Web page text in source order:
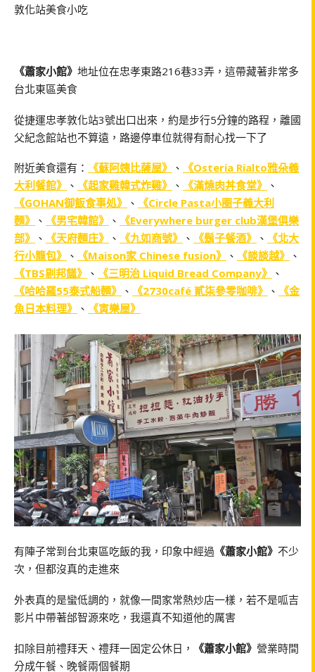
敦化站美食小吃
《蕭家小館》 地址位在忠孝東路216巷33弄，這帶藏著非常多
台北東區美食
從捷運忠孝敦化站3號出口出來，約是步行5分鐘的路程，離國
父紀念館站也不算遠，路邊停車位就得有耐心找一下了
附近美食還有： 《蘇阿姨比薩屋》 、
《Osteria Rialto雅朵義
大利餐館》 、 《起家雞韓式炸雞》 、 《滿燒肉丼食堂》 、
《GOHAN御飯食事処》 、
《Circle Pasta小圈子義大利
麵》 、 《男宅韓館》 、
《Everywhere burger club漢堡俱樂
部》 、 《天府麵庄》 、 《九如商號》 、 《鬍子餐酒》 、
《北大
行小籠包》 、 《Maison家 Chinese fusion》 、 《談談越》 、
《TBS剔邦饈》 、 《三明治 Liquid Bread Company》 、
《哈哈羅55泰式船麵》 、 《2730café 貳柒參零咖啡》 、
《金
魚日本料理》 、 《寅樂屋》
有陣子常到台北東區吃飯的我，印象中經過 《蕭家小館》 不少
次，但都沒真的走進來
外表真的是蠻低調的，就像一間家常熱炒店一樣，若不是呱吉
影片中帶著邰智源來吃，我還真不知道他的厲害
扣除目前禮拜天、禮拜一固定公休日， 《蕭家小館》 營業時間
分成午餐、晚餐兩個餐期